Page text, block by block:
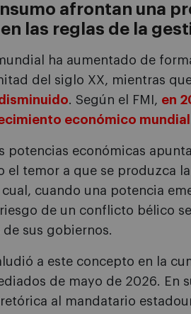
afrontan una
las reglas de la
ha aumentado de
del siglo XX, mientras
. Según el FMI, en
económico mundial
potencias económicas
el temor a que se produzca
cuando una potencia
de un conflicto bélico
sus gobiernos.
a este concepto en la
de mayo de 2026. En
al mandatario